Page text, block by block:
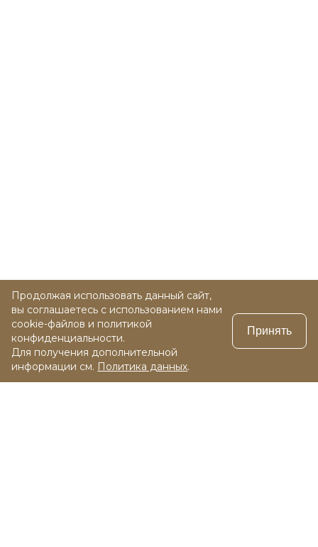
Продолжая использовать данный сайт,
вы соглашаетесь с использованием нами
cookie-файлов и политикой
конфиденциальности.
Для получения дополнительной
информации см. Политика данных.
Принять